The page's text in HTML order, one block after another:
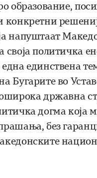
образование,
конкретни
напуштаат
своја политичка
единствена
Бугарите во
државна
догма која
без